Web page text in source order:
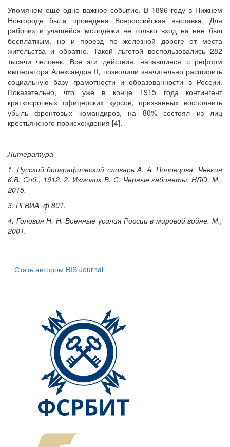
Упомянем ещё одно важное событие. В 1896 году в Нижнем
Новгороде была проведена Всероссийская выставка. Для
рабочих и учащейся молодёжи не только вход на неё был
бесплатным, но и проезд по железной дороге от места
жительства и обратно. Такой льготой воспользовались 282
тысячи человек. Все эти действия, начавшиеся с реформ
императора Александра II, позволили значительно расширить
социальную базу грамотности и образованности в России.
Показательно, что уже в конце 1915 года контингент
краткосрочных офицерских курсов, призванных восполнить
убыль фронтовых командиров, на 80% состоял из лиц
крестьянского происхождения [4].
Литература
1. Русский биографический словарь А. А. Половцова. Чевкин
К.В. Спб., 1912. 2. Измозик В. С. Чёрные кабинеты. НЛО. М.,
2015.
3. РГВИА, ф.801.
4. Головин Н. Н. Военные усилия России в мировой войне. М.,
2001.
Стать автором BIS Journal